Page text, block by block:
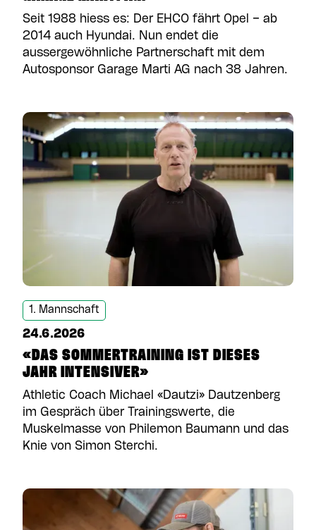
Seit 1988 hiess es: Der EHCO fährt Opel – ab
2014 auch Hyundai. Nun endet die
aussergewöhnliche Partnerschaft mit dem
Autosponsor Garage Marti AG nach 38 Jahren.
1. Mannschaft
24.6.2026
«DAS SOMMERTRAINING IST DIESES
JAHR INTENSIVER»
Athletic Coach Michael «Dautzi» Dautzenberg
im Gespräch über Trainingswerte, die
Muskelmasse von Philemon Baumann und das
Knie von Simon Sterchi.